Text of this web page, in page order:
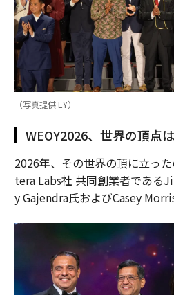
（写真提供 EY）
WEOY2026、世界の頂点は
2026年、その世界の頂に立っ
tera Labs社 共同創業者である
y Gajendra氏およびCasey